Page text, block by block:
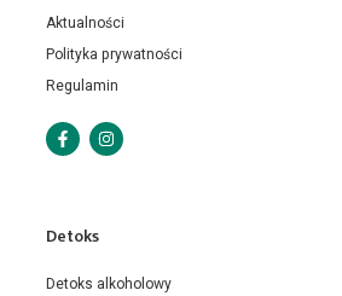
Aktualności
Polityka prywatności
Regulamin
Detoks
Detoks alkoholowy